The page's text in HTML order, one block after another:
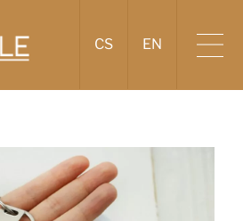
CS EN